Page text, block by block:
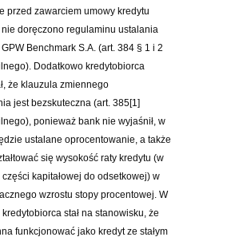
przed zawarciem umowy kredytu
nie doręczono regulaminu ustalania
Benchmark S.A. (art. 384 § 1 i 2
Dodatkowo kredytobiorca
że klauzula zmiennego
jest bezskuteczna (art. 385[1]
ponieważ bank nie wyjaśnił, w
ustalane oprocentowanie, a także
się wysokość raty kredytu (w
kapitałowej do odsetkowej) w
wzrostu stopy procentowej. W
stał na stanowisku, że
funkcjonować jako kredyt ze stałym